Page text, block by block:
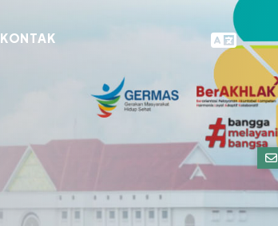
KONTAK